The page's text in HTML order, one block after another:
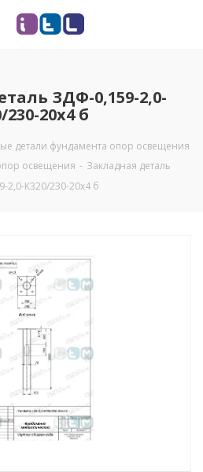
ЗДФ-0,159-2,0-
230-20х4 б
детали фундамента опор освещения
освещения - Закладная деталь
2,0-К320/230-20х4 б